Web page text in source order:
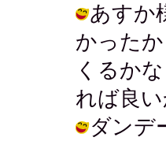
あすか
かった
くるか
れば良い
ダンデ